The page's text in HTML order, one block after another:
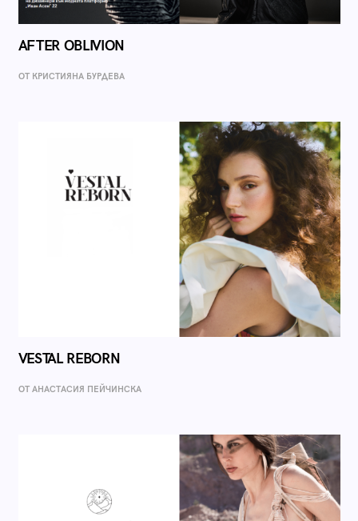
AFTER OBLIVION
ОТ КРИСТИЯНА БУРДЕВА
VESTAL REBORN
ОТ AНАСТАСИЯ ПЕЙЧИНСКА